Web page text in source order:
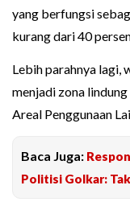
yang berfungsi
kurang dari 40
Lebih parahnya lagi,
menjadi zona
Areal Penggunaan
Baca Juga:
Politisi Golkar: